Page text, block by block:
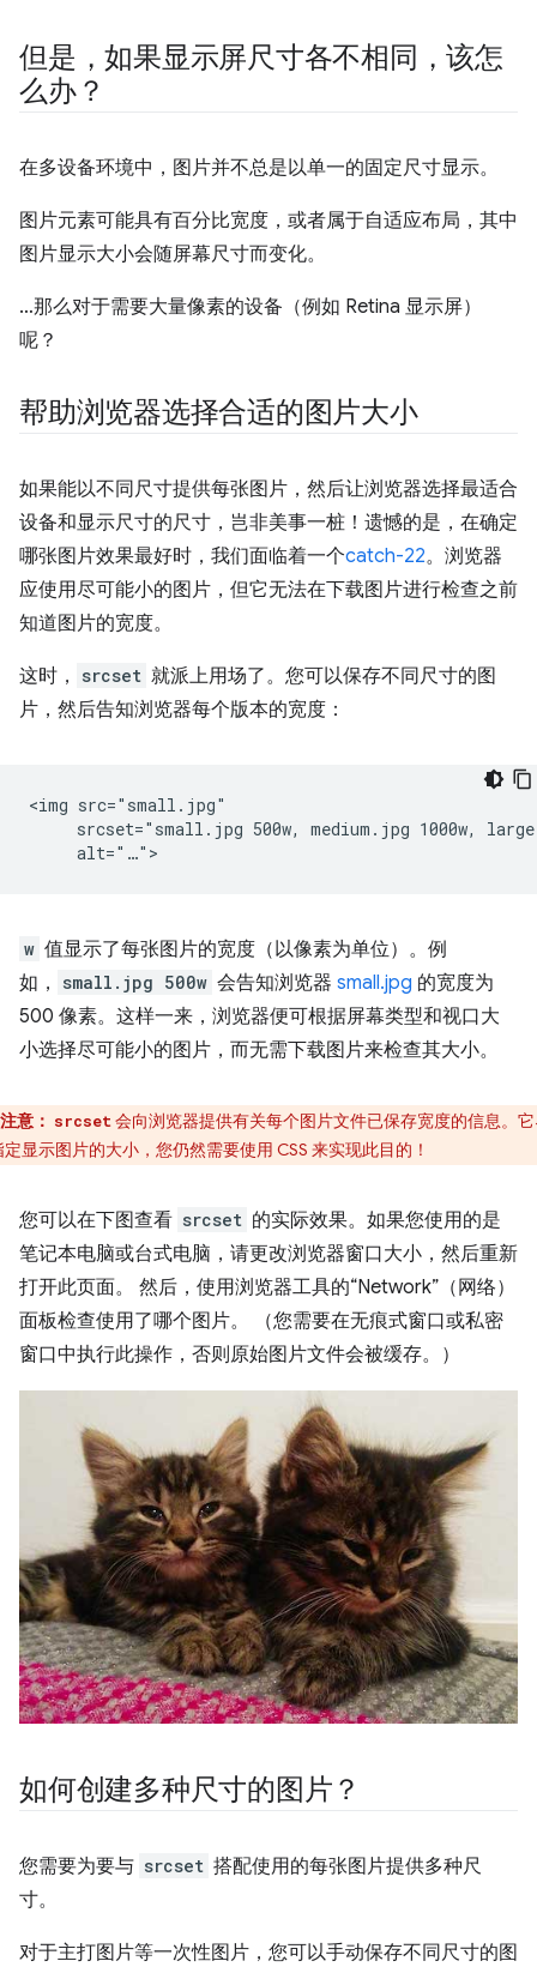
但是，如果显示屏尺寸各不相同，该怎
么办？
在多设备环境中，图片并不总是以单一的固定尺寸显示。
图片元素可能具有百分比宽度，或者属于自适应布局，其中
图片显示大小会随屏幕尺寸而变化。
…那么对于需要大量像素的设备（例如 Retina 显示屏）
呢？
帮助浏览器选择合适的图片大小
如果能以不同尺寸提供每张图片，然后让浏览器选择最适合
设备和显示尺寸的尺寸，岂非美事一桩！遗憾的是，在确定
哪张图片效果最好时，我们面临着一个catch-22。浏览器
应使用尽可能小的图片，但它无法在下载图片进行检查之前
知道图片的宽度。
这时， srcset 就派上用场了。您可以保存不同尺寸的图
片，然后告知浏览器每个版本的宽度：
<img src="small.jpg"
srcset="small.jpg 500w, medium.jpg 1000w,
w 值显示了每张图片的宽度（以像素为单位）。例
如，
small.jpg 500w 会告知浏览器 small.jpg 的宽度为
500 像素。这样一来，浏览器便可根据屏幕类型和视口大
小选择尽可能小的图片，而无需下载图片来检查其大小。
注意： srcset会向浏览器提供有关每个图片文件已保存宽度的信息。它
定显示图片的大小，您仍然需要使用 CSS 来实现此目的！
您可以在下图查看 srcset 的实际效果。如果您使用的是
笔记本电脑或台式电脑，请更改浏览器窗口大小，然后重新
打开此页面。 然后，使用浏览器工具的“Network”（网络）
面板检查使用了哪个图片。 （您需要在无痕式窗口或私密
窗口中执行此操作，否则原始图片文件会被缓存。）
如何创建多种尺寸的图片？
您需要为要与 srcset 搭配使用的每张图片提供多种尺
寸。
对于主打图片等一次性图片，您可以手动保存不同尺寸的图